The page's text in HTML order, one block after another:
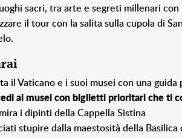
sacri, tra arte e segreti millenari con
il tour con la salita sulla cupola di
il Vaticano e i suoi musei con una guida
ai musei con biglietti prioritari che ti
i dipinti della Cappella Sistina
stupire dalla maestosità della Basilica